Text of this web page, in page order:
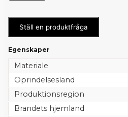
Ställ en produktfråga
Egenskaper
Materiale
Oprindelsesland
Produktionsregion
Brandets hjemland